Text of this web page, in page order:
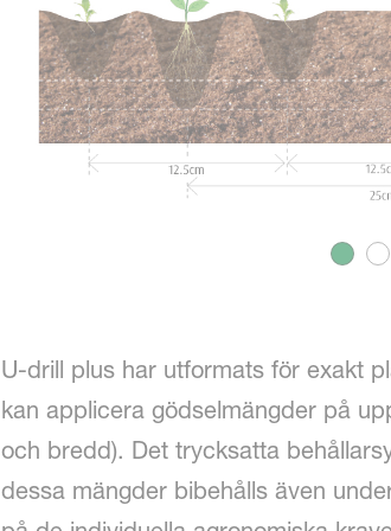
U-drill plus har utformats för exakt
kan applicera gödselmängder på
och bredd). Det trycksatta
dessa mängder bibehålls även